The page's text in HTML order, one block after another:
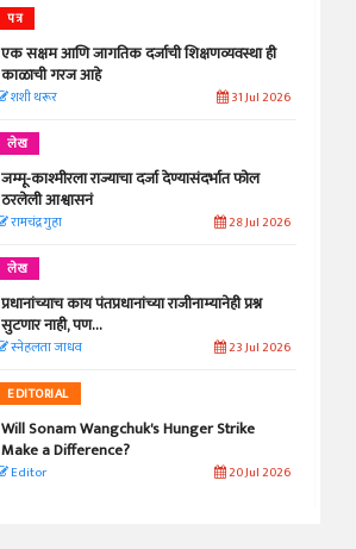
पत्र
एक सक्षम आणि जागतिक दर्जाची शिक्षणव्यवस्था ही
काळाची गरज आहे
शशी थरूर 31 Jul 2026
लेख
जम्मू-काश्मीरला राज्याचा दर्जा देण्यासंदर्भात फोल
ठरलेली आश्वासनं
रामचंद्र गुहा 28 Jul 2026
लेख
प्रधानांच्याच काय पंतप्रधानांच्या राजीनाम्यानेही प्रश्न
सुटणार नाही, पण...
स्नेहलता जाधव 23 Jul 2026
EDITORIAL
Will Sonam Wangchuk's Hunger Strike
Make a Difference?
Editor 20 Jul 2026